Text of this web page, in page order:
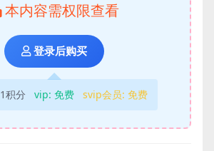
本内容需权限查看
登录后购买
1积分 vip: 免费 svip会员: 免费